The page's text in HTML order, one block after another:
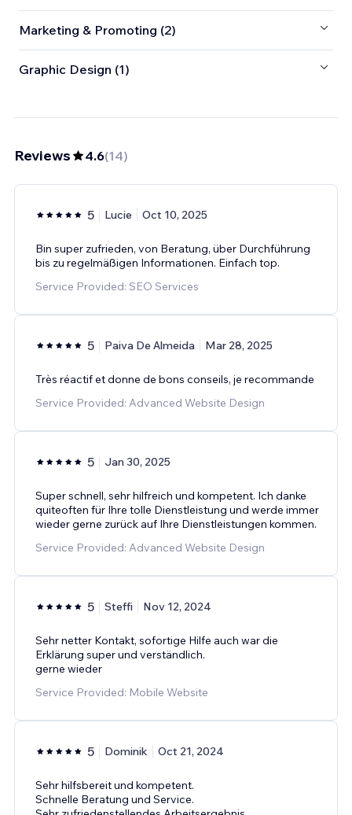
Marketing & Promoting (2)
Graphic Design (1)
Reviews 4.6(14)
5 Lucie Oct 10, 2025
Bin super zufrieden, von Beratung, über Durchführung
bis zu regelmäßigen Informationen. Einfach top.
Service Provided: SEO Services
5 Paiva De Almeida Mar 28, 2025
Très réactif et donne de bons conseils, je recommande
Service Provided: Advanced Website Design
5 Jan 30, 2025
Super schnell, sehr hilfreich und kompetent. Ich danke
quiteoften für Ihre tolle Dienstleistung und werde immer
wieder gerne zurück auf Ihre Dienstleistungen kommen.
Service Provided: Advanced Website Design
5 Steffi Nov 12, 2024
Sehr netter Kontakt, sofortige Hilfe auch war die
Erklärung super und verständlich.
gerne wieder
Service Provided: Mobile Website
5 Dominik Oct 21, 2024
Sehr hilfsbereit und kompetent.
Schnelle Beratung und Service.